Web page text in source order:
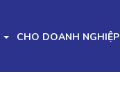
CHO DOANH NGHIỆP